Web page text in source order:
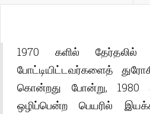
1970 களில் தேர்தலில்
போட்டியிட்டவர்களைத்
கொன்றது போன்று, 1980
ஒழிப்பென்ற பெயரில்